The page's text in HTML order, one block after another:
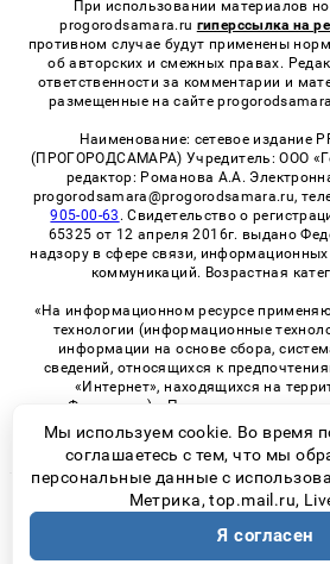
При использовании материалов
progorodsamara.ru гиперссылка на
противном случае будут применены
об авторских и смежных правах.
ответственности за комментарии и
размещенные на сайте
Наименование: сетевое издание
(ПРОГОРОДСАМАРА) Учредитель: ООО
редактор: Романова А.А.
progorodsamara@progorodsamara.ru,
905-00-63 . Свидетельство о
65325 от 12 апреля 2016г. выдано
надзору в сфере связи,
коммуникаций. Возрастная
«На информационном ресурсе
технологии (информационные
информации на основе сбора,
сведений, относящихся к
«Интернет», находящихся на
Федерации)». Правила применения
технологий в виджетах рекламно-
© 2026 «ProGorodSamara» | Все
Возрастная категория
Мы используем cookie. Во время
соглашаетесь с тем, что мы
персональные данные с
Метрика, top.mail.ru,
Я согласен